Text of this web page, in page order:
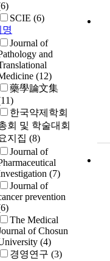
SCIE (6)
Journal of
and
(12)
藥學論文集
한국약제학회
회 및 학술대회
지집 (8)
Journal of
(7)
Journal of
prevention
The Medical
of Chosun
(4)
경영연구 (3)